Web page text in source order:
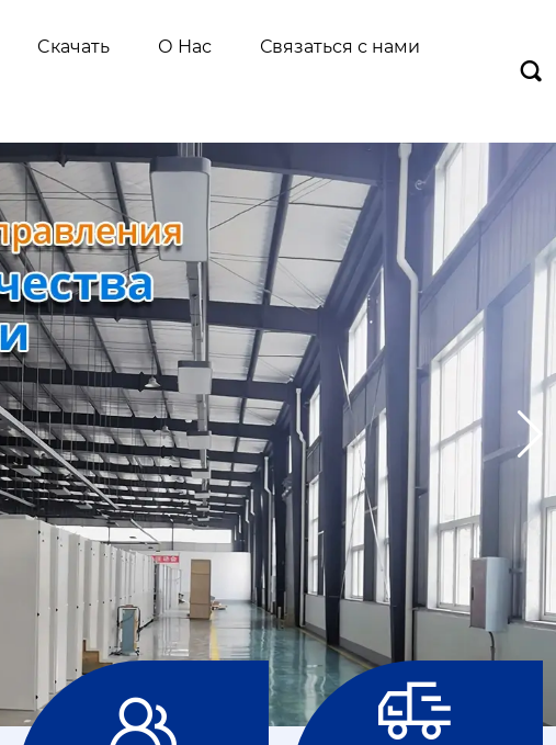
Cкачать О Нас Связаться с нами

 